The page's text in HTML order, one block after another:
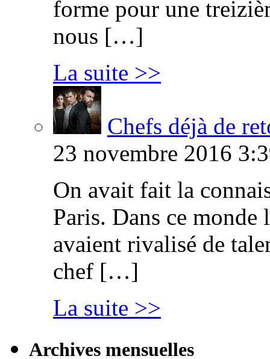
forme pour une
nous […]
La suite >>
Chefs déjà de
23 novembre 2016
On avait fait la
Paris. Dans ce
avaient rivalisé de
chef […]
La suite >>
Archives mensuelles